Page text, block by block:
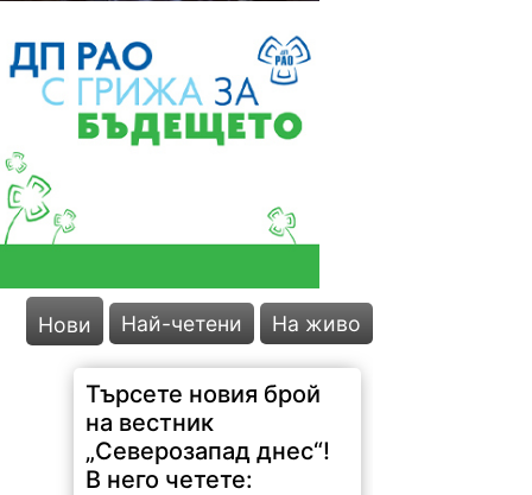
Нови Най-четени На живо
Търсете новия брой
на вестник
„Северозапад днес“!
В него четете: